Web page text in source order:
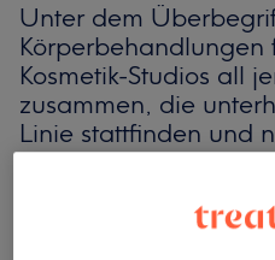
Unter dem
Körperbehandlungen
Kosmetik-Studios all
zusammen, die
Linie stattfinden und
oder Füße betreffen.
gefächerten Angebot